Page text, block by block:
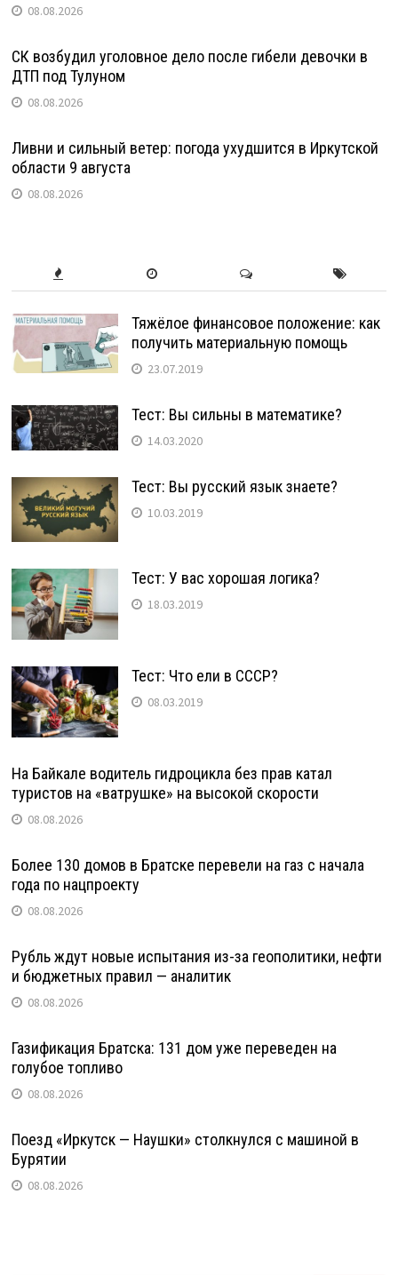
08.08.2026
СК возбудил уголовное дело после гибели девочки в
ДТП под Тулуном
08.08.2026
Ливни и сильный ветер: погода ухудшится в Иркутской
области 9 августа
08.08.2026
Тяжёлое финансовое положение: как
получить материальную помощь
23.07.2019
Тест: Вы сильны в математике?
14.03.2020
Тест: Вы русский язык знаете?
10.03.2019
Тест: У вас хорошая логика?
18.03.2019
Тест: Что ели в СССР?
08.03.2019
На Байкале водитель гидроцикла без прав катал
туристов на «ватрушке» на высокой скорости
08.08.2026
Более 130 домов в Братске перевели на газ с начала
года по нацпроекту
08.08.2026
Рубль ждут новые испытания из-за геополитики, нефти
и бюджетных правил — аналитик
08.08.2026
Газификация Братска: 131 дом уже переведен на
голубое топливо
08.08.2026
Поезд «Иркутск — Наушки» столкнулся с машиной в
Бурятии
08.08.2026